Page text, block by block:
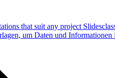
that suit any project
um Daten und